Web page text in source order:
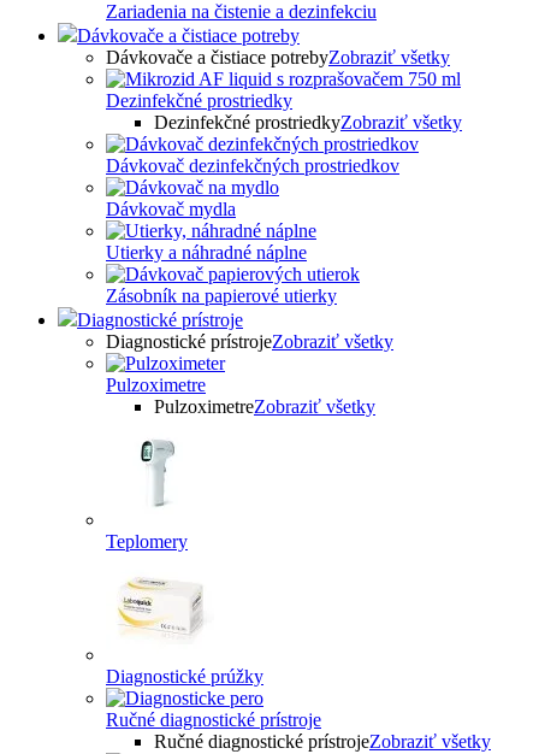
Zariadenia na čistenie a dezinfekciu
Dávkovače a čistiace potreby
Dávkovače a čistiace potrebyZobraziť všetky
Dezinfekčné prostriedky
Dezinfekčné prostriedkyZobraziť všetky
Dávkovač dezinfekčných prostriedkov
Dávkovač mydla
Utierky a náhradné náplne
Zásobník na papierové utierky
Diagnostické prístroje
Diagnostické prístrojeZobraziť všetky
Pulzoximetre
PulzoximetreZobraziť všetky
Teplomery
Diagnostické prúžky
Ručné diagnostické prístroje
Ručné diagnostické prístrojeZobraziť všetky